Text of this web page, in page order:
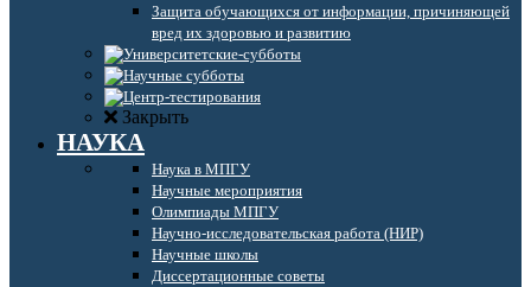
Защита обучающихся от информации, причиняющей
вред их здоровью и развитию
Закрыть
НАУКА
Наука в МПГУ
Научные мероприятия
Олимпиады МПГУ
Научно-исследовательская работа (НИР)
Научные школы
Диссертационные советы